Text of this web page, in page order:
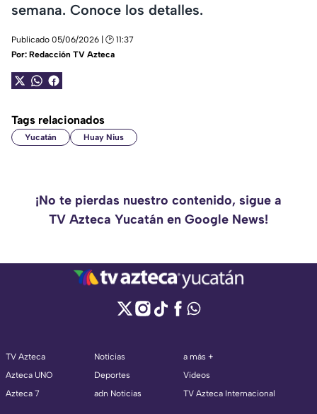
semana. Conoce los detalles.
Publicado 05/06/2026 | 🕑 11:37
Por: Redacción TV Azteca
Tags relacionados
Yucatán Huay Nius
¡No te pierdas nuestro contenido, sigue a
TV Azteca Yucatán en Google News!
TV Azteca
Azteca UNO
Azteca 7
Noticias
Deportes
adn Noticias
a más +
Videos
TV Azteca Internacional